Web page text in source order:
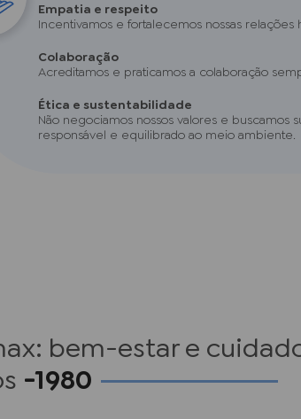
Empatia e respeito
Incentivamos e fortalecemos nossas relações
Colaboração
Acreditamos e praticamos a colaboração
Ética e sustentabilidade
Não negociamos nossos valores e buscamos
responsável e equilibrado ao meio ambiente.
bem-estar e
-1980